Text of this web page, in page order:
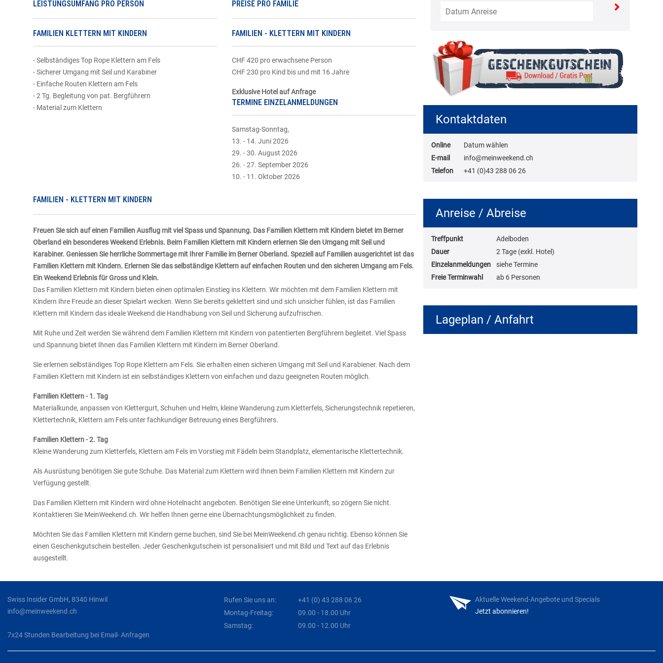
LEISTUNGSUMFANG PRO PERSON
FAMILIEN KLETTERN MIT KINDERN
- Selbständiges Top Rope Klettern am Fels
- Sicherer Umgang mit Seil und Karabiner
- Einfache Routen Klettern am Fels
- 2 Tg. Begleitung von pat. Bergführern
- Material zum Klettern
PREISE PRO FAMILIE
FAMILIEN - KLETTERN MIT KINDERN
CHF 420 pro erwachsene Person
CHF 230 pro Kind bis und mit 16 Jahre
Exklusive Hotel auf Anfrage
TERMINE EINZELANMELDUNGEN
Samstag-Sonntag,
13. - 14. Juni 2026
29. - 30. August 2026
26. - 27. September 2026
10. - 11. Oktober 2026
FAMILIEN - KLETTERN MIT KINDERN
Freuen Sie sich auf einen Familien Ausflug mit viel Spass und Spannung. Das Familien Klettern mit Kindern bietet im Berner
Oberland ein besonderes Weekend Erlebnis. Beim Familien Klettern mit Kindern erlernen Sie den Umgang mit Seil und
Karabiner. Geniessen Sie herrliche Sommertage mit Ihrer Familie im Berner Oberland. Speziell auf Familien ausgerichtet ist das
Familien Klettern mit Kindern. Erlernen Sie das selbständige Klettern auf einfachen Routen und den sicheren Umgang am Fels.
Ein Weekend Erlebnis für Gross und Klein.
Das Familien Klettern mit Kindern bieten einen optimalen Einstieg ins Klettern. Wir möchten mit dem Familien Klettern mit
Kindern Ihre Freude an dieser Spielart wecken. Wenn Sie bereits geklettert sind und sich unsicher fühlen, ist das Familien
Klettern mit Kindern das ideale Weekend die Handhabung von Seil und Sicherung aufzufrischen.
Mit Ruhe und Zeit werden Sie während dem Familien Klettern mit Kindern von patentierten Bergführern begleitet. Viel Spass
und Spannung bietet Ihnen das Familien Klettern mit Kindern im Berner Oberland.
Sie erlernen selbständiges Top Rope Klettern am Fels. Sie erhalten einen sicheren Umgang mit Seil und Karabiener. Nach dem
Familien Klettern mit Kindern ist ein selbständiges Klettern von einfachen und dazu geeigneten Routen möglich.
Familien Klettern - 1. Tag
Materialkunde, anpassen von Klettergurt, Schuhen und Helm, kleine Wanderung zum Kletterfels, Sicherungstechnik repetieren,
Klettertechnik, Klettern am Fels unter fachkundiger Betreuung eines Bergführers.
Familien Klettern - 2. Tag
Kleine Wanderung zum Kletterfels, Klettern am Fels im Vorstieg mit Fädeln beim Standplatz, elementarische Klettertechnik.
Als Ausrüstung benötigen Sie gute Schuhe. Das Material zum Klettern wird Ihnen beim Familien Klettern mit Kindern zur
Verfügung gestellt.
Das Familien Klettern mit Kindern wird ohne Hotelnacht angeboten. Benötigen Sie eine Unterkunft, so zögern Sie nicht.
Kontaktieren Sie MeinWeekend.ch. Wir helfen Ihnen gerne eine Übernachtungsmöglichkeit zu finden.
Möchten Sie das Familien Klettern mit Kindern gerne buchen, sind Sie bei MeinWeekend.ch genau richtig. Ebenso können Sie
einen Geschenkgutschein bestellen. Jeder Geschenkgutschein ist personalisiert und mit Bild und Text auf das Erlebnis
ausgestellt.
Kontaktdaten
Online
Datum wählen
E-mail
info@meinweekend.ch
Telefon
+41 (0)43 288 06 26
Anreise / Abreise
Treffpunkt
Adelboden
Dauer
2 Tage (exkl. Hotel)
Einzelanmeldungen
siehe Termine
Freie Terminwahl
ab 6 Personen
Lageplan / Anfahrt
Swiss Insider GmbH, 8340 Hinwil
info@meinweekend.ch
7x24 Stunden Bearbeitung bei Email- Anfragen
Rufen Sie uns an:
+41 (0) 43 288 06 26
Montag-Freitag:
09.00 - 18.00 Uhr
Samstag:
09.00 - 12.00 Uhr
Aktuelle Weekend-Angebote und Specials
Jetzt abonnieren!